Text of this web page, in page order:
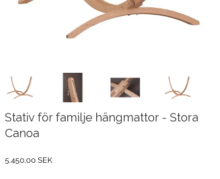
Stativ för familje hängmattor - Stora
Canoa
5.450,00 SEK